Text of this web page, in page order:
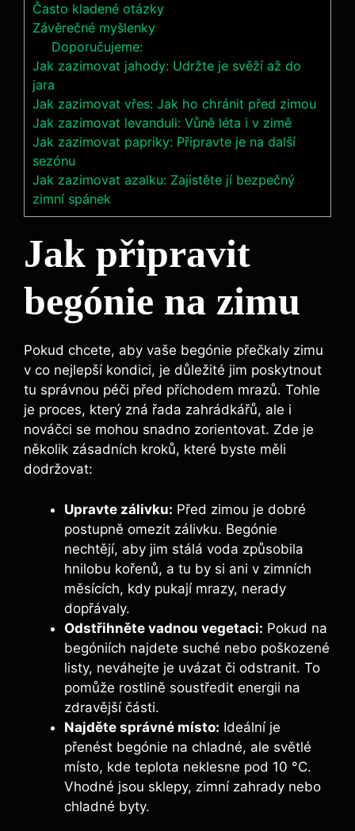
Často kladené otázky
Závěrečné myšlenky
Doporučujeme:
Jak zazimovat jahody: Udržte je svěží až do
jara
Jak zazimovat vřes: Jak ho chránit před zimou
Jak zazimovat levanduli: Vůně léta i v zimě
Jak zazimovat papriky: Připravte je na další
sezónu
Jak zazimovat azalku: Zajistěte jí bezpečný
zimní spánek
Jak připravit
begónie na zimu
Pokud chcete, aby vaše begónie přečkaly zimu
v co nejlepší kondici, je důležité jim poskytnout
tu správnou péči před příchodem mrazů. Tohle
je proces, který zná řada zahrádkářů, ale i
nováčci se mohou snadno zorientovat. Zde je
několik zásadních kroků, které byste měli
dodržovat:
Upravte zálivku: Před zimou je dobré
postupně omezit zálivku. Begónie
nechtějí, aby jim stálá voda způsobila
hnilobu kořenů, a tu by si ani v zimních
měsících, kdy pukají mrazy, nerady
dopřávaly.
Odstřihněte vadnou vegetaci: Pokud na
begóniích najdete suché nebo poškozené
listy, neváhejte je uvázat či odstranit. To
pomůže rostlině soustředit energii na
zdravější části.
Najděte správné místo: Ideální je
přenést begónie na chladné, ale světlé
místo, kde teplota neklesne pod 10 °C.
Vhodné jsou sklepy, zimní zahrady nebo
chladné byty.